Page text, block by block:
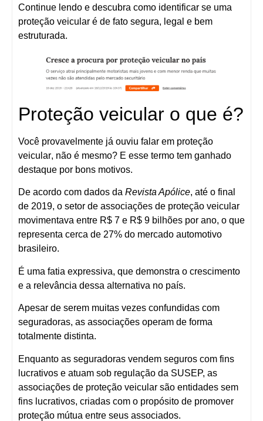
Continue lendo e descubra como identificar se uma
proteção veicular é de fato segura, legal e bem
estruturada.
Proteção veicular o que é?
Você provavelmente já ouviu falar em proteção
veicular, não é mesmo? E esse termo tem ganhado
destaque por bons motivos.
De acordo com dados da Revista Apólice, até o final
de 2019, o setor de associações de proteção veicular
movimentava entre R$ 7 e R$ 9 bilhões por ano, o que
representa cerca de 27% do mercado automotivo
brasileiro.
É uma fatia expressiva, que demonstra o crescimento
e a relevância dessa alternativa no país.
Apesar de serem muitas vezes confundidas com
seguradoras, as associações operam de forma
totalmente distinta.
Enquanto as seguradoras vendem seguros com fins
lucrativos e atuam sob regulação da SUSEP, as
associações de proteção veicular são entidades sem
fins lucrativos, criadas com o propósito de promover
proteção mútua entre seus associados.